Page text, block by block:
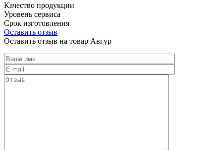
Качество продукции
Уровень сервиса
Срок изготовления
Оставить отзыв
Оставить отзыв на товар Авгур